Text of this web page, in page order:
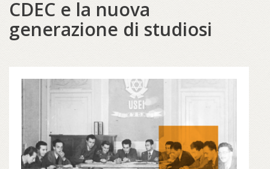
CDEC e la nuova
generazione di studiosi